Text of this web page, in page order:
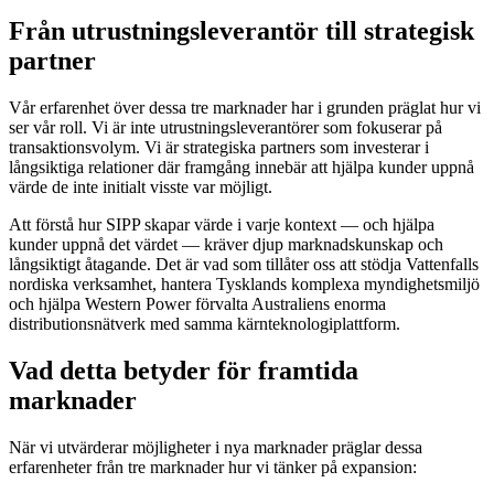
Från utrustningsleverantör till strategisk
partner
Vår erfarenhet över dessa tre marknader har i grunden präglat hur vi
ser vår roll. Vi är inte utrustningsleverantörer som fokuserar på
transaktionsvolym. Vi är strategiska partners som investerar i
långsiktiga relationer där framgång innebär att hjälpa kunder uppnå
värde de inte initialt visste var möjligt.
Att förstå hur SIPP skapar värde i varje kontext — och hjälpa
kunder uppnå det värdet — kräver djup marknadskunskap och
långsiktigt åtagande. Det är vad som tillåter oss att stödja Vattenfalls
nordiska verksamhet, hantera Tysklands komplexa myndighetsmiljö
och hjälpa Western Power förvalta Australiens enorma
distributionsnätverk med samma kärnteknologiplattform.
Vad detta betyder för framtida
marknader
När vi utvärderar möjligheter i nya marknader präglar dessa
erfarenheter från tre marknader hur vi tänker på expansion: